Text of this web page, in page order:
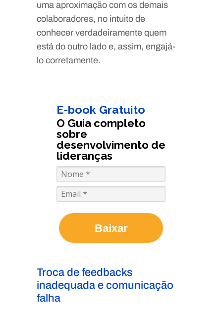
uma aproximação com os demais
colaboradores, no intuito de
conhecer verdadeiramente quem
está do outro lado e, assim, engajá-
lo corretamente.
E-book Gratuito
O Guia completo
sobre
desenvolvimento de
lideranças
Baixar
Troca de feedbacks
inadequada e comunicação
falha